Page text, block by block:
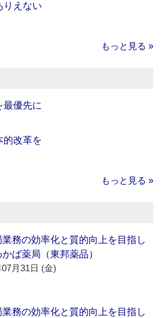
りえない
もっと見る »
最優先に
的改革を
もっと見る »
業務の効率化と質的向上を目指し
ば薬局（東邦薬品）
07月31日 (金)
業務の効率化と質的向上を目指し